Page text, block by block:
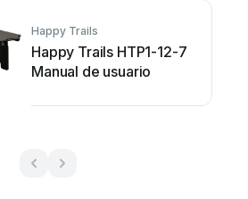
Happy Trails
Happy Trails HTP1-12-7
Manual de usuario